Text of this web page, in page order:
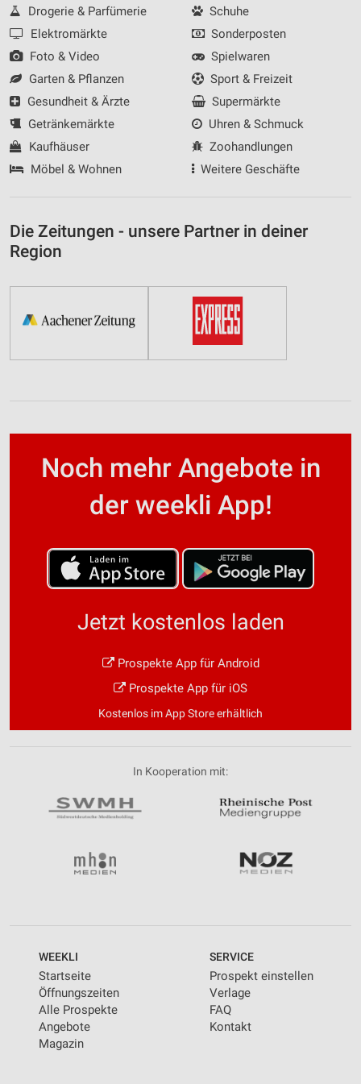
Drogerie & Parfümerie
Elektromärkte
Foto & Video
Garten & Pflanzen
Gesundheit & Ärzte
Getränkemärkte
Kaufhäuser
Möbel & Wohnen
Schuhe
Sonderposten
Spielwaren
Sport & Freizeit
Supermärkte
Uhren & Schmuck
Zoohandlungen
Weitere Geschäfte
Die Zeitungen - unsere Partner in deiner
Region
Noch mehr Angebote in
der weekli App!
Jetzt kostenlos laden
Prospekte App für Android
Prospekte App für iOS
Kostenlos im App Store erhältlich
In Kooperation mit:
WEEKLI
Startseite
Öffnungszeiten
Alle Prospekte
Angebote
Magazin
SERVICE
Prospekt einstellen
Verlage
FAQ
Kontakt